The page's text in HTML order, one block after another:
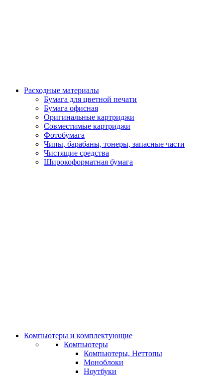
Расходные материалы
Бумага для цветной печати
Бумага офисная
Оригинальные картриджи
Совместимые картриджи
Фотобумага
Чипы, барабаны, тонеры, запасные части
Чистящие средства
Широкоформатная бумага
Компьютеры и комплектующие
Компьютеры
Компьютеры, Неттопы
Моноблоки
Ноутбуки